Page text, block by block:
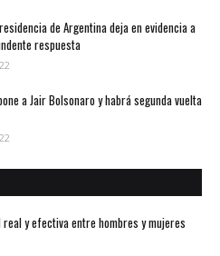
de Argentina deja en evidencia a
respuesta
a Jair Bolsonaro y habrá segunda vuelta
y efectiva entre hombres y mujeres